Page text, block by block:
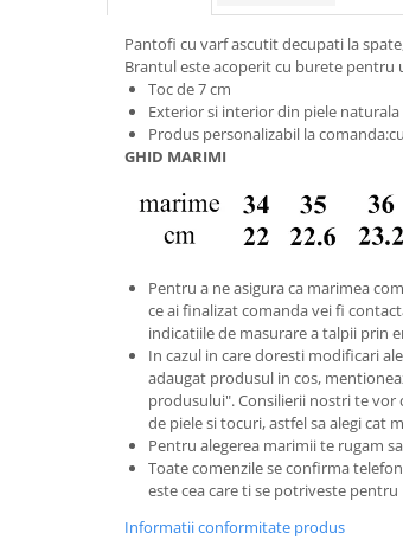
Pantofi cu varf ascutit decupati la
Brantul este acoperit cu burete pentru
Toc de 7 cm
Exterior si interior din piele naturala
Produs personalizabil la
GHID MARIMI
Pentru a ne asigura ca marimea
ce ai finalizat comanda vei fi
indicatiile de masurare a talpii prin
In cazul in care doresti modificari
adaugat produsul in cos,
produsului". Consilierii nostri te
de piele si tocuri, astfel sa alegi cat
Pentru alegerea marimii te rugam
Toate comenzile se confirma
este cea care ti se potriveste pentru
Informatii conformitate produs